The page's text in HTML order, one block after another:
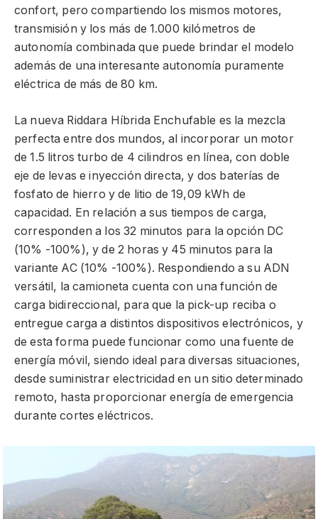
confort, pero compartiendo los mismos motores,
transmisión y los más de 1.000 kilómetros de
autonomía combinada que puede brindar el modelo
además de una interesante autonomía puramente
eléctrica de más de 80 km.
La nueva Riddara Híbrida Enchufable es la mezcla
perfecta entre dos mundos, al incorporar un motor
de 1.5 litros turbo de 4 cilindros en línea, con doble
eje de levas e inyección directa, y dos baterías de
fosfato de hierro y de litio de 19,09 kWh de
capacidad. En relación a sus tiempos de carga,
corresponden a los 32 minutos para la opción DC
(10% -100%), y de 2 horas y 45 minutos para la
variante AC (10% -100%). Respondiendo a su ADN
versátil, la camioneta cuenta con una función de
carga bidireccional, para que la pick-up reciba o
entregue carga a distintos dispositivos electrónicos, y
de esta forma puede funcionar como una fuente de
energía móvil, siendo ideal para diversas situaciones,
desde suministrar electricidad en un sitio determinado
remoto, hasta proporcionar energía de emergencia
durante cortes eléctricos.